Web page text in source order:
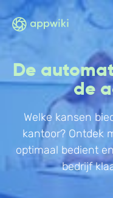
Facturatie
Aangifte
Bonnetjes
Debiteurenbeheer
Incasso
Declaraties
De
de
Welke kansen
kantoor? Ontdek
optimaal bedient
bedrijf